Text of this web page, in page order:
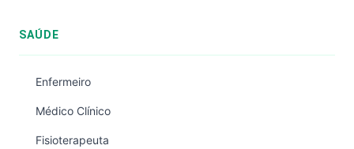
SAÚDE
Enfermeiro
Médico Clínico
Fisioterapeuta